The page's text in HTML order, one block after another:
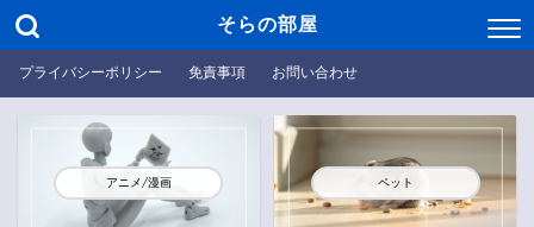
そらの部屋
プライバシーポリシー 免責事項 お問い合わせ
アニメ/漫画 ペット